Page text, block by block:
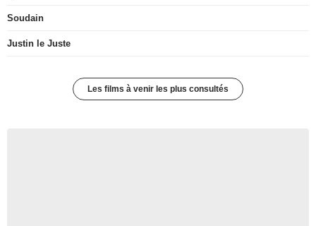
Soudain
Justin le Juste
Les films à venir les plus consultés